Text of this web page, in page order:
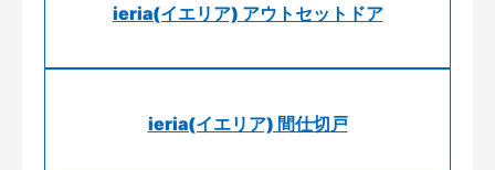
ieria(イエリア) アウトセットドア
ieria(イエリア) 間仕切戸